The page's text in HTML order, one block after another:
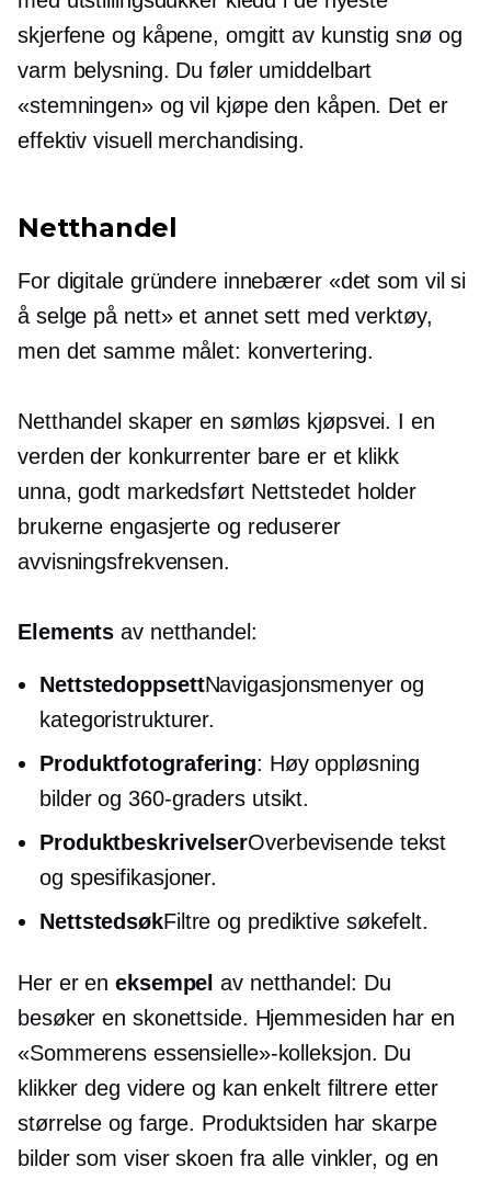
skjerfene og kåpene, omgitt av kunstig snø og
varm belysning. Du føler umiddelbart
«stemningen» og vil kjøpe den kåpen. Det er
effektiv visuell merchandising.
Netthandel
For digitale gründere innebærer «det som vil si
å selge på nett» et annet sett med verktøy,
men det samme målet: konvertering.
Netthandel skaper en sømløs kjøpsvei. I en
verden der konkurrenter bare er et klikk
unna,godt markedsførtNettstedet holder
brukerne engasjerte og reduserer
avvisningsfrekvensen.
Elements av netthandel:
NettstedoppsettNavigasjonsmenyer og
kategoristrukturer.
Produktfotografering: Høy oppløsning
bilder og360-gradersutsikt.
ProduktbeskrivelserOverbevisende tekst
og spesifikasjoner.
NettstedsøkFiltre og prediktive søkefelt.
Her er en eksempel av netthandel: Du
besøker en skonettside. Hjemmesiden har en
«Sommerens essensielle»-kolleksjon. Du
klikker deg videre og kan enkelt filtrere etter
størrelse og farge. Produktsiden har skarpe
bilder som viser skoen fra alle vinkler, og en